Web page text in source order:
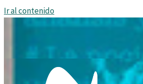
Ir al contenido